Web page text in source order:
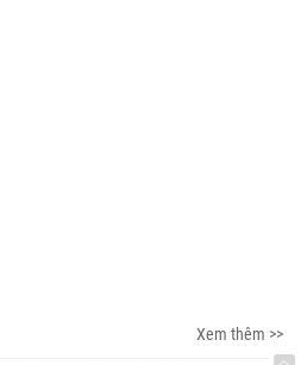
Xem thêm >>